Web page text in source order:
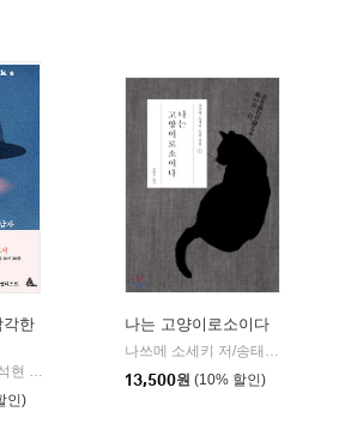
각한
올리버 색스 저/조석현 역
인)
나는 고양이로소이다
나쓰메 소세키 저/송태욱 역
13,500원 (10% 할인)